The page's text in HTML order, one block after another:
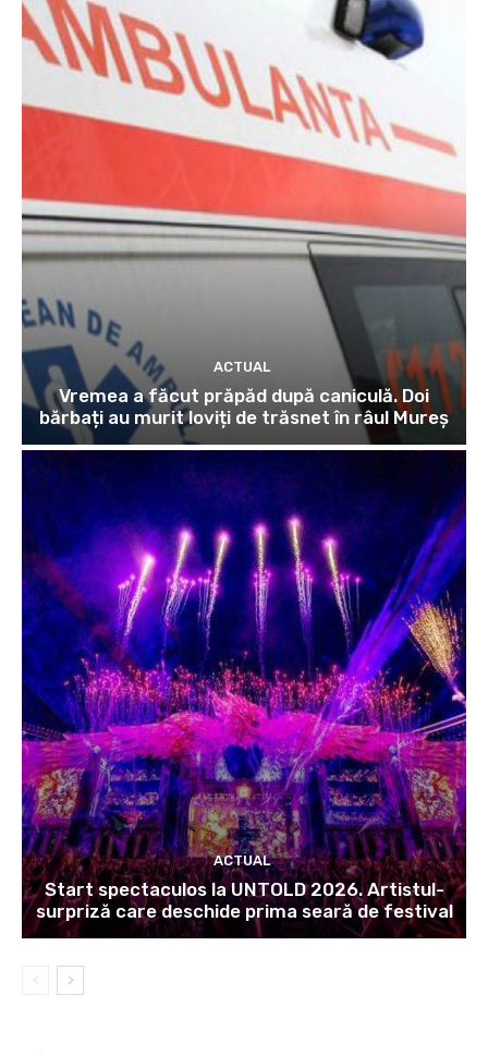
ACTUAL
Vremea a făcut prăpăd după caniculă. Doi
bărbați au murit loviți de trăsnet în râul Mureș
ACTUAL
Start spectaculos la UNTOLD 2026. Artistul-
surpriză care deschide prima seară de festival